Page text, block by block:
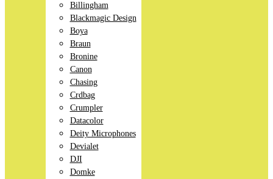
Billingham
Blackmagic Design
Boya
Braun
Bronine
Canon
Chasing
Crdbag
Crumpler
Datacolor
Deity Microphones
Devialet
DJI
Domke